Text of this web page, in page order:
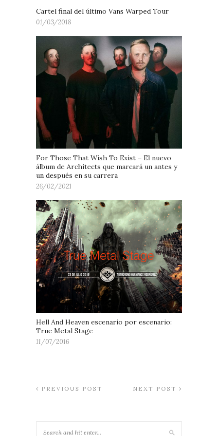
Cartel final del último Vans Warped Tour
01/03/2018
For Those That Wish To Exist – El nuevo
álbum de Architects que marcará un antes y
un después en su carrera
26/02/2021
Hell And Heaven escenario por escenario:
True Metal Stage
11/07/2016
PREVIOUS POST NEXT POST